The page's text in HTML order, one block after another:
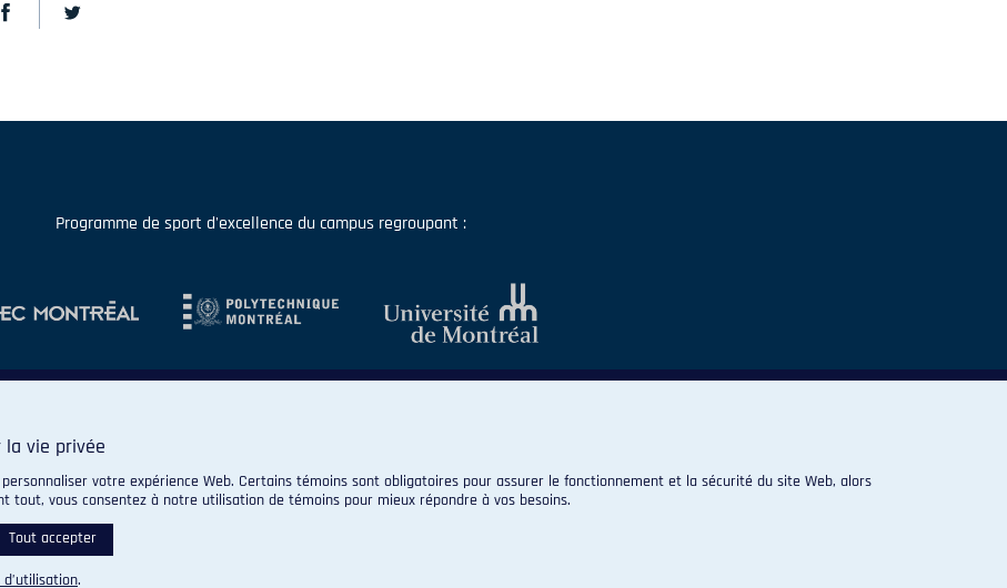
Programme de sport d'excellence du campus regroupant :
© 2026 Carabins de l'Université de Montréal. Tous droits réservés.
la vie privée
votre expérience Web. Certains témoins sont obligatoires pour assurer le fonctionnement et la sécurité du site Web, alors
tout, vous consentez à notre utilisation de témoins pour mieux répondre à vos besoins.
Tout accepter
.